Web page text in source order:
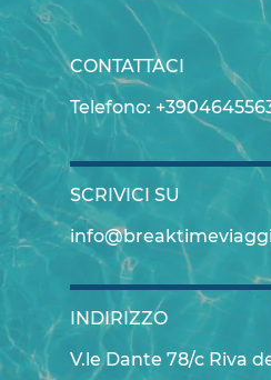
CONTATTACI
Telefono:
SCRIVICI SU
INDIRIZZO
V.le Dante 78/c Riva